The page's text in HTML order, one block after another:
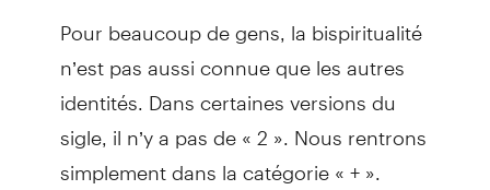
Pour beaucoup de gens, la bispiritualité
n’est pas aussi connue que les autres
identités. Dans certaines versions du
sigle, il n’y a pas de « 2 ». Nous rentrons
simplement dans la catégorie « + ».